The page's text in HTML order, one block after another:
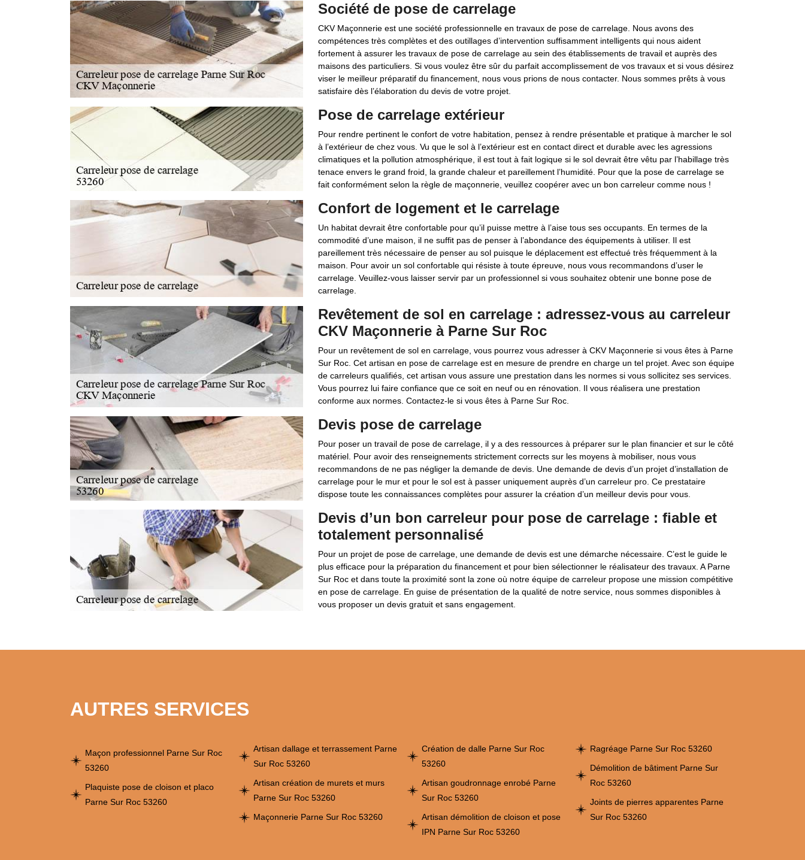
Société de pose de carrelage
CKV Maçonnerie est une société professionnelle en travaux de pose de carrelage. Nous avons des
compétences très complètes et des outillages d’intervention suffisamment intelligents qui nous aident
fortement à assurer les travaux de pose de carrelage au sein des établissements de travail et auprès des
maisons des particuliers. Si vous voulez être sûr du parfait accomplissement de vos travaux et si vous désirez
viser le meilleur préparatif du financement, nous vous prions de nous contacter. Nous sommes prêts à vous
satisfaire dès l’élaboration du devis de votre projet.
Pose de carrelage extérieur
Pour rendre pertinent le confort de votre habitation, pensez à rendre présentable et pratique à marcher le sol
à l’extérieur de chez vous. Vu que le sol à l’extérieur est en contact direct et durable avec les agressions
climatiques et la pollution atmosphérique, il est tout à fait logique si le sol devrait être vêtu par l’habillage très
tenace envers le grand froid, la grande chaleur et pareillement l’humidité. Pour que la pose de carrelage se
fait conformément selon la règle de maçonnerie, veuillez coopérer avec un bon carreleur comme nous !
Confort de logement et le carrelage
Un habitat devrait être confortable pour qu’il puisse mettre à l’aise tous ses occupants. En termes de la
commodité d’une maison, il ne suffit pas de penser à l’abondance des équipements à utiliser. Il est
pareillement très nécessaire de penser au sol puisque le déplacement est effectué très fréquemment à la
maison. Pour avoir un sol confortable qui résiste à toute épreuve, nous vous recommandons d’user le
carrelage. Veuillez-vous laisser servir par un professionnel si vous souhaitez obtenir une bonne pose de
carrelage.
Revêtement de sol en carrelage : adressez-vous au carreleur
CKV Maçonnerie à Parne Sur Roc
Pour un revêtement de sol en carrelage, vous pourrez vous adresser à CKV Maçonnerie si vous êtes à Parne
Sur Roc. Cet artisan en pose de carrelage est en mesure de prendre en charge un tel projet. Avec son équipe
de carreleurs qualifiés, cet artisan vous assure une prestation dans les normes si vous sollicitez ses services.
Vous pourrez lui faire confiance que ce soit en neuf ou en rénovation. Il vous réalisera une prestation
conforme aux normes. Contactez-le si vous êtes à Parne Sur Roc.
Devis pose de carrelage
Pour poser un travail de pose de carrelage, il y a des ressources à préparer sur le plan financier et sur le côté
matériel. Pour avoir des renseignements strictement corrects sur les moyens à mobiliser, nous vous
recommandons de ne pas négliger la demande de devis. Une demande de devis d’un projet d’installation de
carrelage pour le mur et pour le sol est à passer uniquement auprès d’un carreleur pro. Ce prestataire
dispose toute les connaissances complètes pour assurer la création d’un meilleur devis pour vous.
Devis d’un bon carreleur pour pose de carrelage : fiable et
totalement personnalisé
Pour un projet de pose de carrelage, une demande de devis est une démarche nécessaire. C’est le guide le
plus efficace pour la préparation du financement et pour bien sélectionner le réalisateur des travaux. A Parne
Sur Roc et dans toute la proximité sont la zone où notre équipe de carreleur propose une mission compétitive
en pose de carrelage. En guise de présentation de la qualité de notre service, nous sommes disponibles à
vous proposer un devis gratuit et sans engagement.
AUTRES SERVICES
Maçon professionnel Parne Sur Roc
53260
Plaquiste pose de cloison et placo
Parne Sur Roc 53260
Artisan dallage et terrassement Parne
Sur Roc 53260
Artisan création de murets et murs
Parne Sur Roc 53260
Maçonnerie Parne Sur Roc 53260
Création de dalle Parne Sur Roc
53260
Artisan goudronnage enrobé Parne
Sur Roc 53260
Artisan démolition de cloison et pose
IPN Parne Sur Roc 53260
Ragréage Parne Sur Roc 53260
Démolition de bâtiment Parne Sur
Roc 53260
Joints de pierres apparentes Parne
Sur Roc 53260